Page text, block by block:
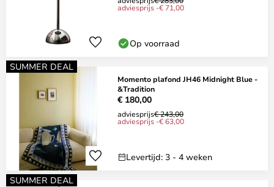
adviesprijs -€ 71,00
Op voorraad
SUMMER DEAL
Momento plafond JH46 Midnight Blue -
&Tradition
€ 180,00
adviesprijs€ 243,00
adviesprijs -€ 63,00
Levertijd: 3 - 4 weken
SUMMER DEAL